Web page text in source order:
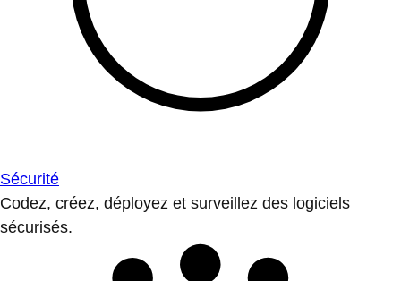
Sécurité
Codez, créez, déployez et surveillez des logiciels
sécurisés.